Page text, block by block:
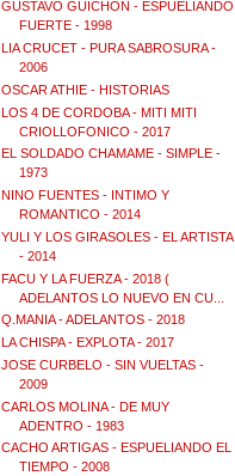
GUSTAVO GUICHON - ESPUELIANDO
FUERTE - 1998
LIA CRUCET - PURA SABROSURA -
2006
OSCAR ATHIE - HISTORIAS
LOS 4 DE CORDOBA - MITI MITI
CRIOLLOFONICO - 2017
EL SOLDADO CHAMAME - SIMPLE -
1973
NINO FUENTES - INTIMO Y
ROMANTICO - 2014
YULI Y LOS GIRASOLES - EL ARTISTA
- 2014
FACU Y LA FUERZA - 2018 (
ADELANTOS LO NUEVO EN CU...
Q.MANIA - ADELANTOS - 2018
LA CHISPA - EXPLOTA - 2017
JOSE CURBELO - SIN VUELTAS -
2009
CARLOS MOLINA - DE MUY
ADENTRO - 1983
CACHO ARTIGAS - ESPUELIANDO EL
TIEMPO - 2008